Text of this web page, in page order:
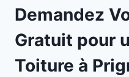
Demandez
Gratuit pour
Toiture à